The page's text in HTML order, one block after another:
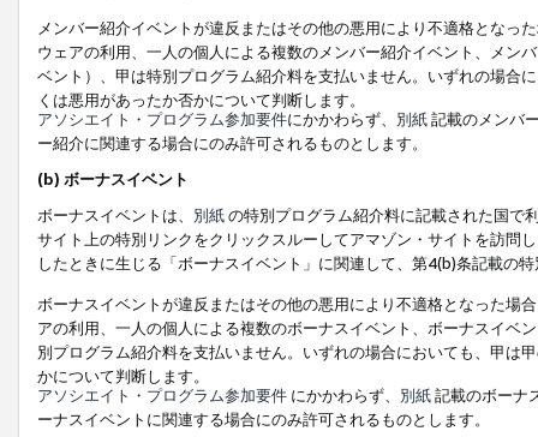
メンバー紹介イベントが違反またはその他の悪用により不適格となっ
ウェアの利用、一人の個人による複数のメンバー紹介イベント、メン
ベント）、甲は特別プログラム紹介料を支払いません。いずれの場合
くは悪用があったか否かについて判断します。
アソシエイト・プログラム参加要件にかかわらず、 別紙記載のメンバ
ー紹介に関連する場合にのみ許可されるものとします。
(b) ボーナスイベント
ボーナスイベントは、 別紙の特別プログラム紹介料に記載された国で
サイト上の特別リンクをクリックスルーしてアマゾン・サイトを訪問
したときに生じる「ボーナスイベント」に関連して、第4(b)条記載の
ボーナスイベントが違反またはその他の悪用により不適格となった場
アの利用、一人の個人による複数のボーナスイベント、ボーナスイベ
別プログラム紹介料を支払いません。いずれの場合においても、甲は
かについて判断します。
アソシエイト・プログラム参加要件 にかかわらず、 別紙記載のボーナ
ーナスイベントに関連する場合にのみ許可されるものとします。